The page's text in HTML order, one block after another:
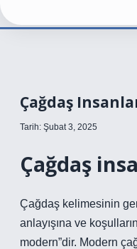
Çağdaş
Tarih: Şubat 3, 2025
Çağdaş
Çağdaş kelimesinin
anlayışına ve
modern”dir. Modern